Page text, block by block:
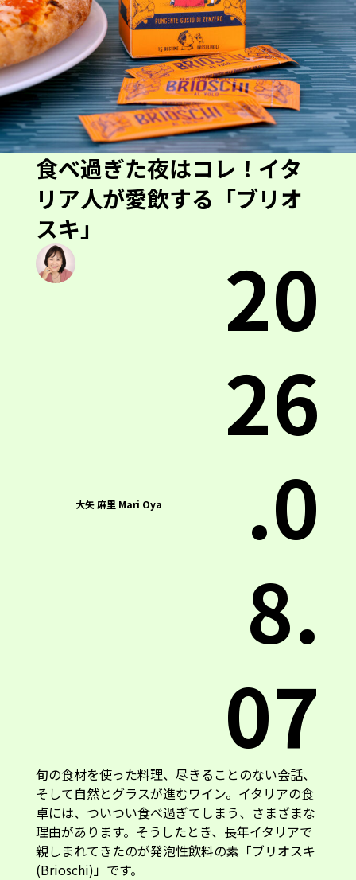
食べ過ぎた夜はコレ！イタ
リア人が愛飲する「ブリオ
スキ」
大矢 麻里 Mari Oya
20
26
.0
8.
07
旬の食材を使った料理、尽きることのない会話、
そして自然とグラスが進むワイン。イタリアの食
卓には、ついつい食べ過ぎてしまう、さまざまな
理由があります。そうしたとき、長年イタリアで
親しまれてきたのが発泡性飲料の素「ブリオスキ
(Brioschi)」です。